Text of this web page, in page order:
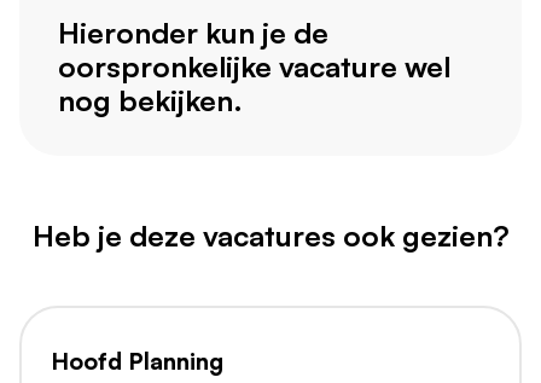
Hieronder kun je de
oorspronkelijke vacature wel
nog bekijken.
Heb je deze vacatures ook gezien?
Hoofd Planning